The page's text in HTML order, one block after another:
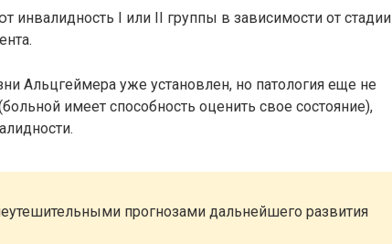
инвалидность I или II группы в зависимости от стадии
Альцгеймера уже установлен, но патология еще не
имеет способность оценить свое состояние),
прогнозами дальнейшего развития